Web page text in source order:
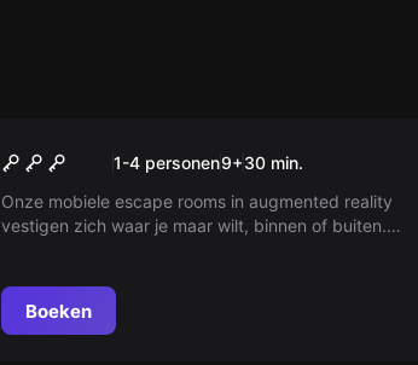
Escape Galaxy I
1-4 personen9+30 min.
Onze mobiele escape rooms in augmented reality
vestigen zich waar je maar wilt, binnen of buiten.
Spelers scannen de spelmarkeringen, waardoor
virtuele objecten op het tabletscherm verschijnen.
Boeken